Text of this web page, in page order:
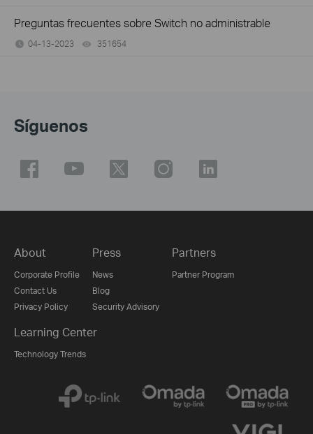
Preguntas frecuentes sobre Switch no administrable
04-13-2023 351654
Síguenos
About
Corporate Profile
Contact Us
Privacy Policy
Press
News
Blog
Security Advisory
Partners
Partner Program
Learning Center
Technology Trends